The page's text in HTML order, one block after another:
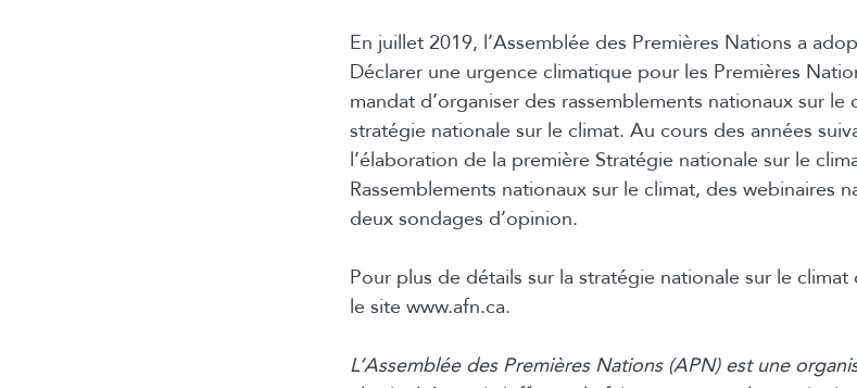
En juillet 2019, l’Assemblée des Premières Nations a
Déclarer une urgence climatique pour les Premières
mandat d’organiser des rassemblements nationaux sur le
stratégie nationale sur le climat. Au cours des années
l’élaboration de la première Stratégie nationale sur le
Rassemblements nationaux sur le climat, des webinaires
deux sondages d’opinion.
Pour plus de détails sur la stratégie nationale sur le
le site www.afn.ca.
L’Assemblée des Premières Nations (APN) est une